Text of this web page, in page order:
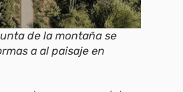
de la montaña se
a al paisaje en